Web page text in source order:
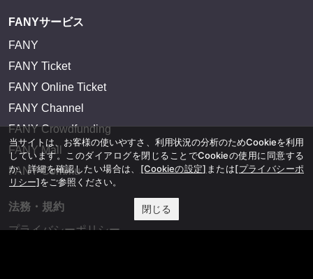
FANYサービス
FANY
FANY Ticket
FANY Online Ticket
FANY Channel
FANY Crowdfunding
FANY Mall
FANY Commu
法務・規約
プライバシーポリシー
当サイトは、お客様の使いやすさ、利用状況の分析のためCookieを利用
しています。このダイアログを閉じることでCookieの使用に同意する
か、詳細を確認したい場合は、 [Cookieの設定] または[プライバシーポ
リシー]をご参照ください。
閉じる